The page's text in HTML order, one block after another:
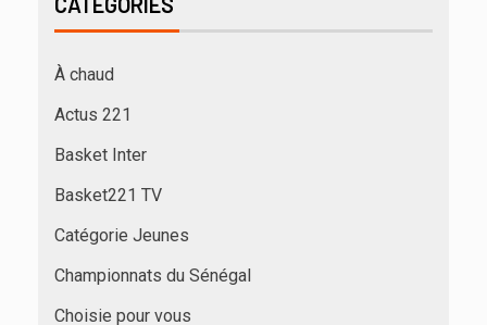
À chaud
Actus 221
Basket Inter
Basket221 TV
Catégorie Jeunes
Championnats du Sénégal
Choisie pour vous